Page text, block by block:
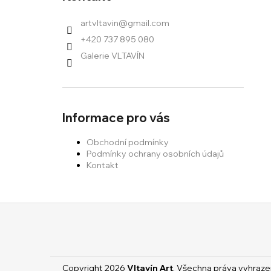
artvltavin@gmail.com
+420 737 895 080
Galerie VLTAVÍN
Informace pro vás
Obchodní podmínky
Podmínky ochrany osobních údajů
Kontakt
Copyright 2026 Vltavín Art. Všechna práva